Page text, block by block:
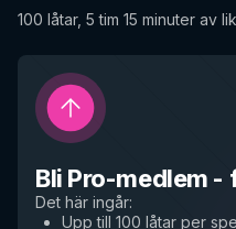
100 låtar, 5 tim 15 minuter av
Bli Pro-medlem -
Det här ingår:
Upp till 100 låtar per